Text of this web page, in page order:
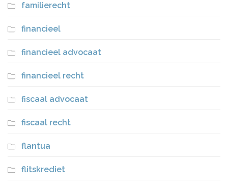
familierecht
financieel
financieel advocaat
financieel recht
fiscaal advocaat
fiscaal recht
flantua
flitskrediet